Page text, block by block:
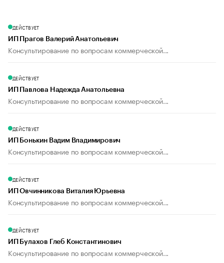
ДЕЙСТВУЕТ
ИП Прагов Валерий Анатольевич
Консультирование по вопросам коммерческой...
ДЕЙСТВУЕТ
ИП Павлова Надежда Анатольевна
Консультирование по вопросам коммерческой...
ДЕЙСТВУЕТ
ИП Бонькин Вадим Владимирович
Консультирование по вопросам коммерческой...
ДЕЙСТВУЕТ
ИП Овчинникова Виталия Юрьевна
Консультирование по вопросам коммерческой...
ДЕЙСТВУЕТ
ИП Булахов Глеб Константинович
Консультирование по вопросам коммерческой...